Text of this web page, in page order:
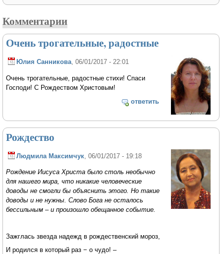
Комментарии
Очень трогательные, радостные
Юлия Санникова , 06/01/2017 - 22:01
Очень трогательные, радостные стихи! Спаси
Господи! С Рождеством Христовым!
ответить
Рождество
Людмила Максимчук , 06/01/2017 - 19:18
Рождение Иисуса Христа было столь необычно
для нашего мира, что никакие человеческие
доводы не смогли бы объяснить этого. Но такие
доводы и не нужны. Слово Бога не осталось
бессильным – и произошло обещанное событие.
Зажглась звезда надежд в рождественский мороз,
И родился в который раз − о чудо! –